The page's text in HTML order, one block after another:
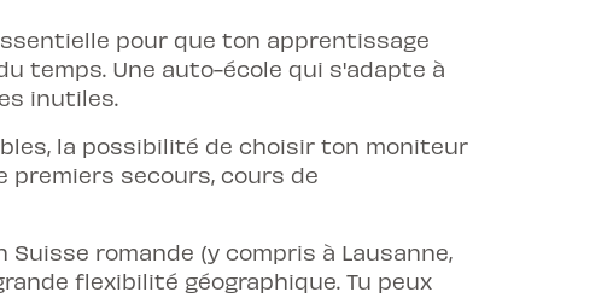
pour que ton apprentissage
temps. Une auto-école qui s'adapte à
inutiles.
la possibilité de choisir ton moniteur
premiers secours, cours de
Suisse romande (y compris à Lausanne,
flexibilité géographique. Tu peux